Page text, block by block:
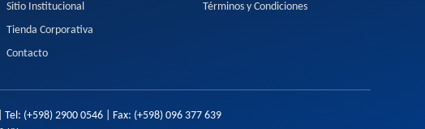
Sitio Institucional
Tienda Corporativa
Contacto
Términos y Condiciones
Tel: (+598) 2900 0546| Fax: (+598) 096 377 639